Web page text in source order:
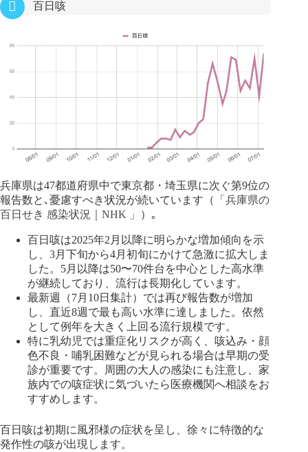
百日咳
兵庫県は47都道府県中で東京都・埼玉県に次ぐ第9位の
報告数と､憂慮すべき状況が続いています（「 兵庫県の
百日せき 感染状況｜NHK
」）｡
百日咳は2025年2月以降に明らかな増加傾向を示
し、3月下旬から4月初旬にかけて急激に拡大しま
した。5月以降は50〜70件台を中心とした高水準
が継続しており、流行は長期化しています。
最新週（7月10日集計）では再び報告数が増加
し、直近8週で最も高い水準に達しました。依然
として例年を大きく上回る流行規模です。
特に乳幼児では重症化リスクが高く、咳込み・顔
色不良・哺乳困難などが見られる場合は早期の受
診が重要です。周囲の大人の感染にも注意し、家
族内での咳症状に気づいたら医療機関へ相談をお
すすめします。
百日咳は初期に風邪様の症状を呈し、徐々に特徴的な
発作性の咳が出現します。